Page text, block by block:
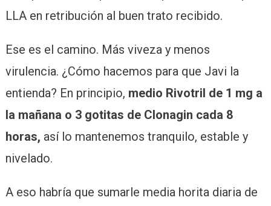
LLA en retribución al buen trato recibido.
Ese es el camino. Más viveza y menos
virulencia. ¿Cómo hacemos para que Javi la
entienda? En principio, medio Rivotril de 1 mg a
la mañana o 3 gotitas de Clonagin cada 8
horas, así lo mantenemos tranquilo, estable y
nivelado.
A eso habría que sumarle media horita diaria de